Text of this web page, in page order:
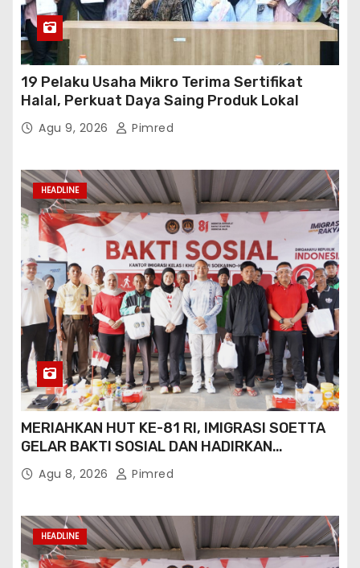
19 Pelaku Usaha Mikro Terima Sertifikat
Halal, Perkuat Daya Saing Produk Lokal
Agu 9, 2026 Pimred
HEADLINE
MERIAHKAN HUT KE-81 RI, IMIGRASI SOETTA
GELAR BAKTI SOSIAL DAN HADIRKAN
LAYANAN PASPOR DI AKHIR PEKAN
Agu 8, 2026 Pimred
HEADLINE